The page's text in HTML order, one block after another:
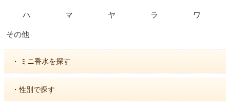
ハ マ ヤ ラ ワ
その他
・ ミニ香水を探す
・性別で探す